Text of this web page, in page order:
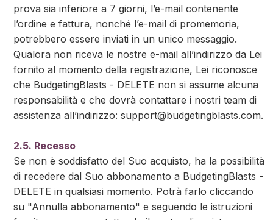
prova sia inferiore a 7 giorni, l’e-mail contenente
l’ordine e fattura, nonché l’e-mail di promemoria,
potrebbero essere inviati in un unico messaggio.
Qualora non riceva le nostre e-mail all’indirizzo da Lei
fornito al momento della registrazione, Lei riconosce
che BudgetingBlasts - DELETE non si assume alcuna
responsabilità e che dovrà contattare i nostri team di
assistenza all’indirizzo: support@budgetingblasts.com.
2.5. Recesso
Se non è soddisfatto del Suo acquisto, ha la possibilità
di recedere dal Suo abbonamento a BudgetingBlasts -
DELETE in qualsiasi momento. Potrà farlo cliccando
su "Annulla abbonamento" e seguendo le istruzioni